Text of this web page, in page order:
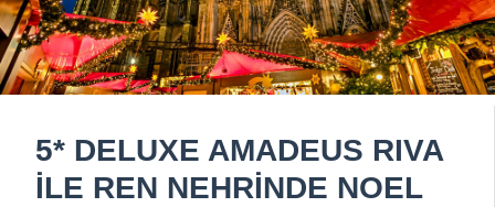
5* DELUXE AMADEUS RIVA
İLE REN NEHRİNDE NOEL